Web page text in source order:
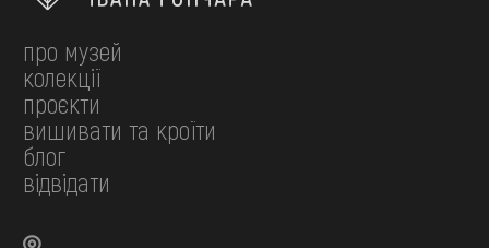
про музей
колекції
проєкти
вишивати та кроїти
блог
відвідати